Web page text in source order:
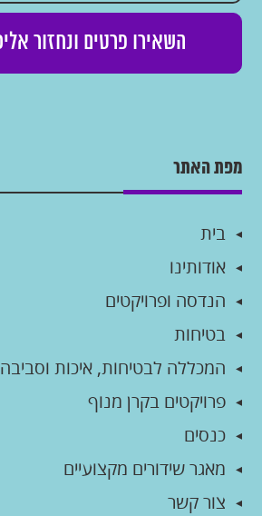
מפת האתר
בית
אודותינו
הנדסה ופרויקטים
בטיחות
המכללה לבטיחות, איכות וסביבה
פרויקטים בקרן מנוף
כנסים
מאגר שידורים מקצועיים
צור קשר